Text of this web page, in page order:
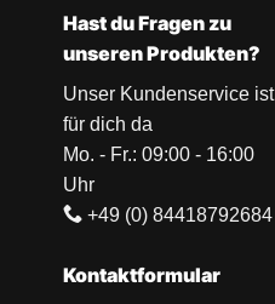
Hast du Fragen zu
unseren Produkten?
Unser Kundenservice ist
für dich da
Mo. - Fr.: 09:00 - 16:00
Uhr
+49 (0) 84418792684
Kontaktformular